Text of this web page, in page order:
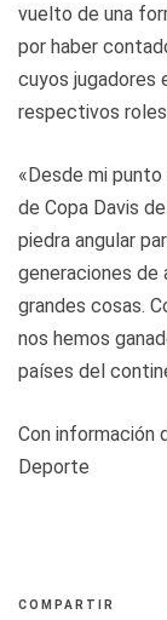
vuelto de una
por haber
cuyos jugadores
respectivos
«Desde mi
de Copa Davis
piedra angular
generaciones de
grandes cosas.
nos hemos
países del
Con información
Deporte
COMPARTIR